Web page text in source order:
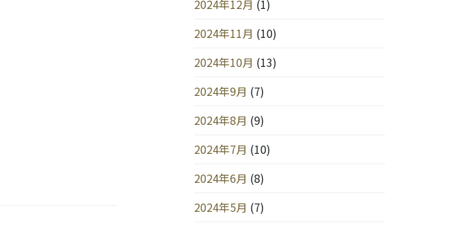
2024年12月 (1)
2024年11月 (10)
2024年10月 (13)
2024年9月 (7)
2024年8月 (9)
2024年7月 (10)
2024年6月 (8)
2024年5月 (7)